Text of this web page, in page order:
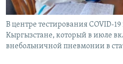
В центре тестирования COVID-
Кыргызстане, который в июле
внебольничной пневмонии в